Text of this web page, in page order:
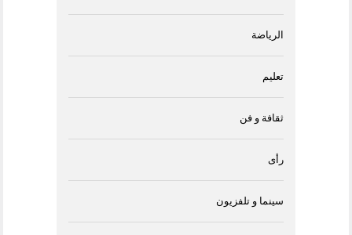
الرياضة
تعليم
ثقافة و فن
رأى
سينما و تلفزيون